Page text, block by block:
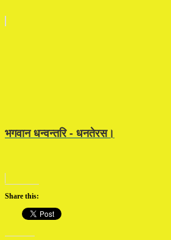
भगवान धन्वन्तरि - धनतेरस।
Share this: